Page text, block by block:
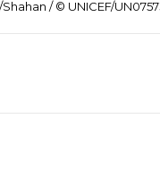
/ © UNICEF/